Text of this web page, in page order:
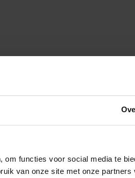
functies voor social media te
van onze site met onze partners